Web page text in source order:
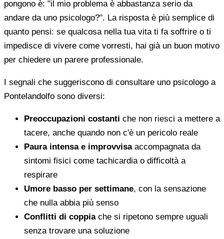
pongono è: "il mio problema è abbastanza serio da
andare da uno psicologo?". La risposta è più semplice di
quanto pensi: se qualcosa nella tua vita ti fa soffrire o ti
impedisce di vivere come vorresti, hai già un buon motivo
per chiedere un parere professionale.
I segnali che suggeriscono di consultare uno psicologo a
Pontelandolfo sono diversi:
Preoccupazioni costanti che non riesci a mettere a
tacere, anche quando non c'è un pericolo reale
Paura intensa e improvvisaaccompagnata da
sintomi fisici come tachicardia o difficoltà a
respirare
Umore basso per settimane, con la sensazione
che nulla abbia più senso
Conflitti di coppiache si ripetono sempre uguali
senza trovare una soluzione